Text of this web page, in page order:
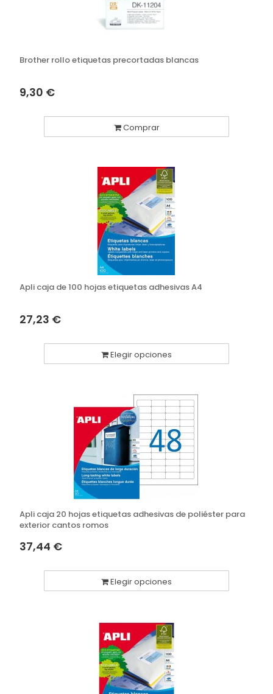
Brother rollo etiquetas precortadas blancas
9,30 €
Comprar
Apli caja de 100 hojas etiquetas adhesivas A4
27,23 €
Elegir opciones
Apli caja 20 hojas etiquetas adhesivas de poliéster para
exterior cantos romos
37,44 €
Elegir opciones